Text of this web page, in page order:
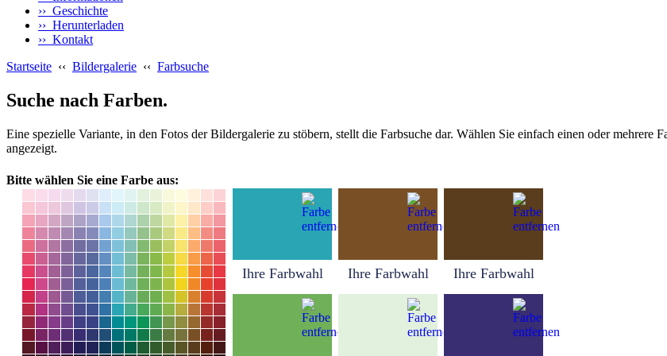
›› Geschichte
›› Herunterladen
›› Kontakt
Startseite ‹‹ Bildergalerie ‹‹ Farbsuche
Suche nach Farben.
Eine spezielle Variante, in den Fotos der Bildergalerie zu stöbern, stellt die Farbsuche dar. Wählen Sie einfach einen oder mehrere
angezeigt.
Bitte wählen Sie eine Farbe aus:
Ihre Farbwahl Ihre Farbwahl Ihre Farbwahl